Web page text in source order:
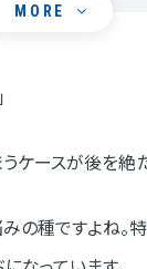
MORE
ケースが後を絶
種ですよね。